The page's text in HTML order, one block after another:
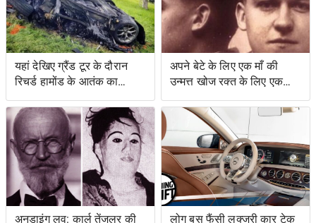
यहां देखिए ग्रैंड टूर के दौरान
रिचर्ड हामोंड के आतंक का
वीडियो
अपने बेटे के लिए एक माँ की
उन्मत्त खोज रक्त के लिए एक
स्वाद के साथ एक बचत किसान
के लिए नेतृत्व की
अनडाइंग लव: कार्ल तेंजलर की
लोग बस फैंसी लक्जरी कार टेक